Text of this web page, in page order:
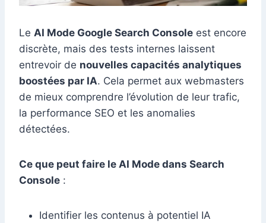
Le AI Mode Google Search Console est encore
discrète, mais des tests internes laissent
entrevoir de nouvelles capacités analytiques
boostées par IA. Cela permet aux webmasters
de mieux comprendre l’évolution de leur trafic,
la performance SEO et les anomalies
détectées.
Ce que peut faire le AI Mode dans Search
Console :
Identifier les contenus à potentiel IA